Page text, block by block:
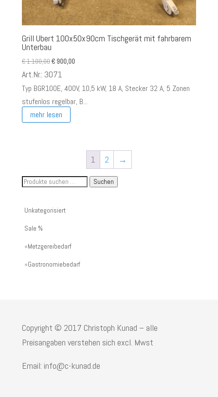
Grill Ubert 100x50x90cm Tischgerät mit fahrbarem
Unterbau
€1.100,00Ursprünglicher
Preis
€ 1.100,00
€900,00Aktueller
€ 900,00.
Art.Nr.: 3071
Typ BGR100E, 400V, 10,5 kW, 18 A, Stecker 32 A, 5 Zonen
stufenlos regelbar, B...
mehr lesen
1 2
→
Suche
Artikelnummer
oder
Suchen
Unkategorisiert
Sale %
Metzgereibedarf
Gastronomiebedarf
Copyright © 2017 Christoph Kunad – alle
Preisangaben verstehen sich excl. Mwst
Email: info@c-kunad.de